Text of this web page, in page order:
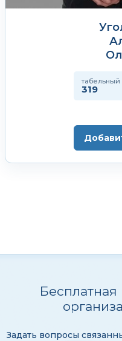
табельный
319
Бесплатная
Задать вопросы